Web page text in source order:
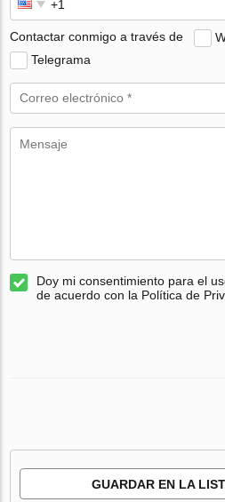
Contactar conmigo a través de
Telegrama
Doy mi consentimiento para el
de acuerdo con la Política de
GUARDAR EN LA